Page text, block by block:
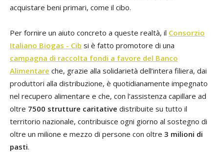
acquistare beni primari, come il cibo.
Per fornire un aiuto concreto a queste realtà, il Consorzio
Italiano Biogas - Cib si è fatto promotore di una
campagna di raccolta fondi a favore del Banco
Alimentare che, grazie alla solidarietà dell’intera filiera, dai
produttori alla distribuzione, è quotidianamente impegnato
nel recupero alimentare e che, con l’assistenza capillare ad
oltre 7500 strutture caritative distribuite su tutto il
territorio nazionale, contribuisce ogni giorno al sostegno di
oltre un milione e mezzo di persone con oltre 3 milioni di
pasti.